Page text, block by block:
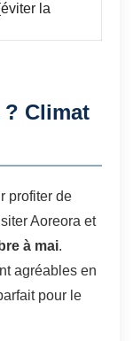
la
? Climat
profiter de
Aoreora et
à mai.
agréables en
pour le